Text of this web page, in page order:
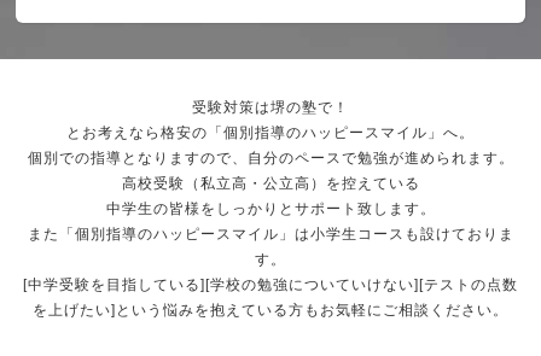
受験対策は堺の塾で！
とお考えなら格安の「個別指導のハッピースマイル」へ。
個別での指導となりますので、自分のペースで勉強が進められます。
高校受験（私立高・公立高）を控えている
中学生の皆様をしっかりとサポート致します。
また「個別指導のハッピースマイル」は小学生コースも設けておりま
す。
[中学受験を目指している][学校の勉強についていけない][テストの点数
を上げたい]という悩みを抱えている方もお気軽にご相談ください。